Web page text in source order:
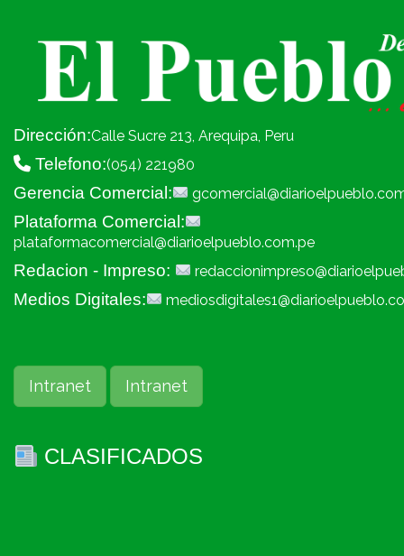
Dirección:Calle Sucre 213, Arequipa, Peru
Telefono:(054) 221980
Gerencia Comercial:
Plataforma Comercial:
plataformacomercial@diarioelpueblo.com.pe
Redacion - Impreso:
Medios Digitales:
Intranet Intranet
CLASIFICADOS